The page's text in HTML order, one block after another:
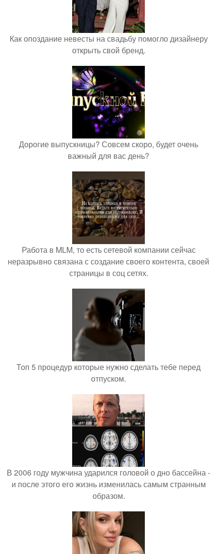
Как опоздание невесты на свадьбу помогло дизайнеру
открыть свой бренд.
Дорогие выпускницы? Совсем скоро, будет очень
важный для вас день?
Работа в MLM, то есть сетевой компании сейчас
неразрывно связана с создание своего контента, своей
страницы в соц сетях.
Топ 5 процедур которые нужно сделать тебе перед
отпуском.
В 2006 году мужчина ударился головой о дно бассейна -
и после этого его жизнь изменилась самым странным
образом.